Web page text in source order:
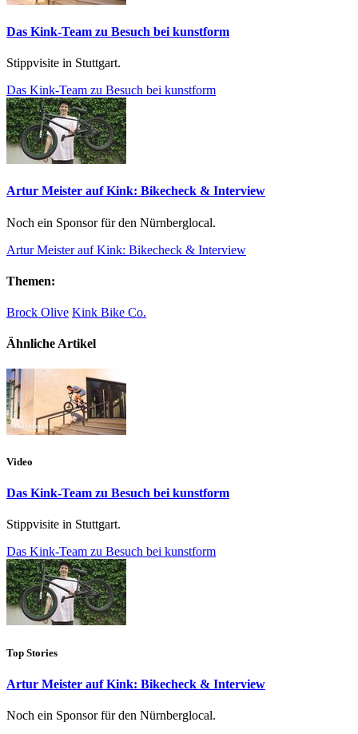
Das Kink-Team zu Besuch bei kunstform
Stippvisite in Stuttgart.
Das Kink-Team zu Besuch bei kunstform
Artur Meister auf Kink: Bikecheck & Interview
Noch ein Sponsor für den Nürnberglocal.
Artur Meister auf Kink: Bikecheck & Interview
Themen:
Brock Olive Kink Bike Co.
Ähnliche Artikel
Video
Das Kink-Team zu Besuch bei kunstform
Stippvisite in Stuttgart.
Das Kink-Team zu Besuch bei kunstform
Top Stories
Artur Meister auf Kink: Bikecheck & Interview
Noch ein Sponsor für den Nürnberglocal.